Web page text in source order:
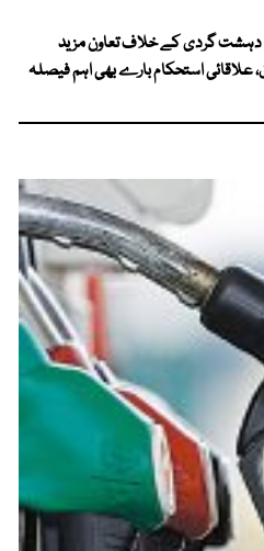
دہشت گردی کے خلاف تعاون مزید
علاقائی استحکام بارے بھی اہم فیصلہ